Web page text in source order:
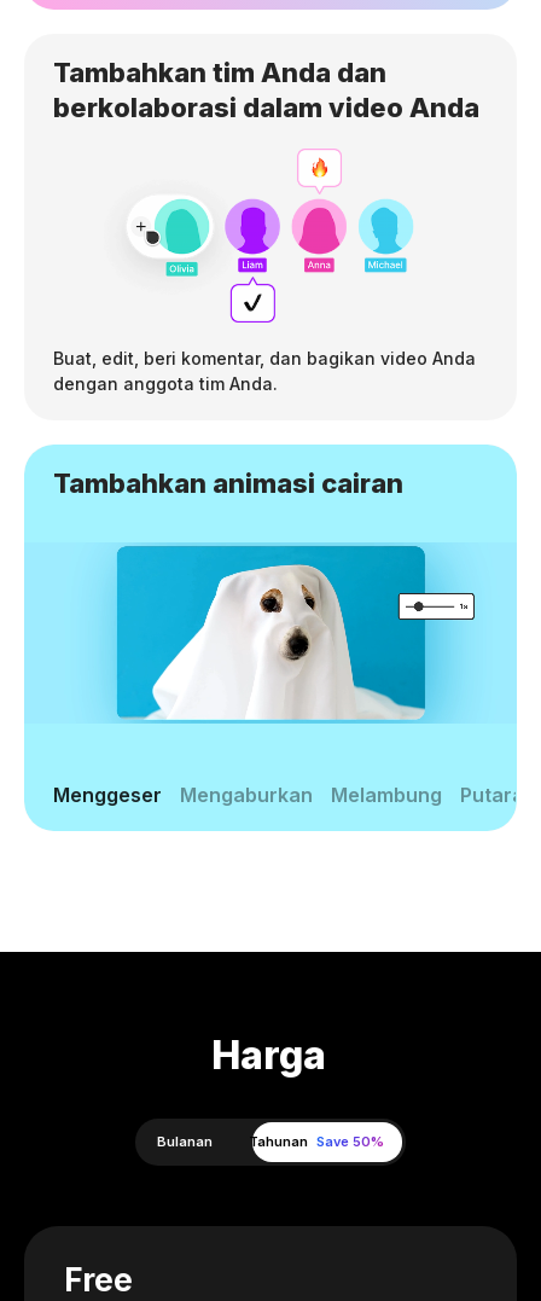
Tambahkan tim Anda dan
berkolaborasi dalam video Anda
Buat, edit, beri komentar, dan bagikan video Anda
dengan anggota tim Anda.
Tambahkan animasi cairan
Menggeser Mengaburkan Melambung Putaran
Harga
Bulanan Tahunan Save 50%
Free